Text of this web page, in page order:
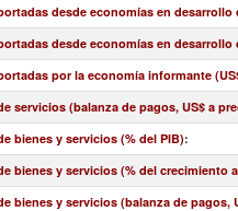
desde economías en
desde economías en
por la economía informante
servicios (balanza de pagos, US$ a
bienes y servicios (% del PIB):
bienes y servicios (% del crecimiento
bienes y servicios (balanza de pagos,